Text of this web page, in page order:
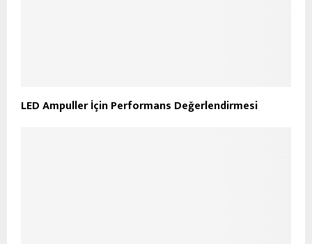
LED Ampuller İçin Performans Değerlendirmesi